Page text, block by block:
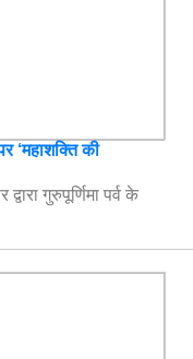
‘महाशक्ति की
गुरुपूर्णिमा पर्व के